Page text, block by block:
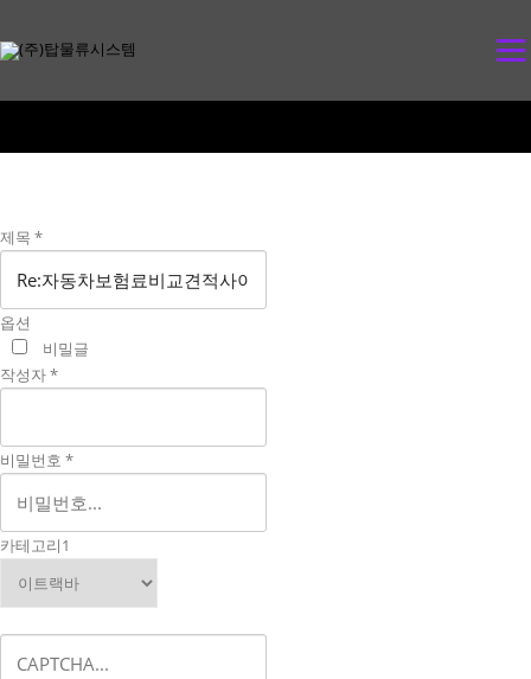
텐
츠
메뉴
제목 *
옵션
비밀글
작성자*
비밀번호 *
카테고리1